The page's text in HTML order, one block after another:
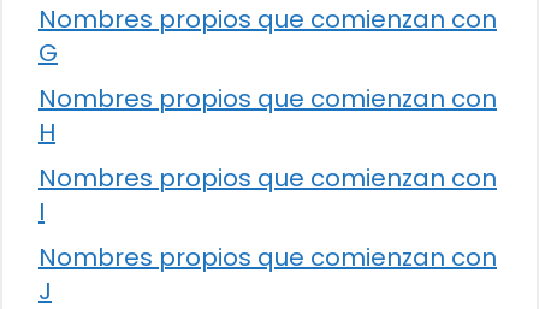
Nombres propios que comienzan con
G
Nombres propios que comienzan con
H
Nombres propios que comienzan con
I
Nombres propios que comienzan con
J